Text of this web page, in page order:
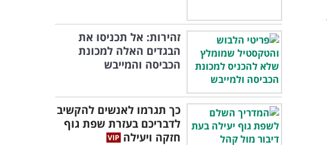
זהירות: אל תכניסו את
הבגדים האלה למכונת
הכביסה והמייבש
כך תגרמו לאנשים להקשיב
לדבריכם בעזרת שפת גוף
חזקה ויעילה